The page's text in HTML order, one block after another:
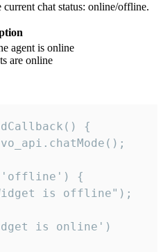
chat status: online/offline.
agent is online
are online
{
{
is offline");
is online')